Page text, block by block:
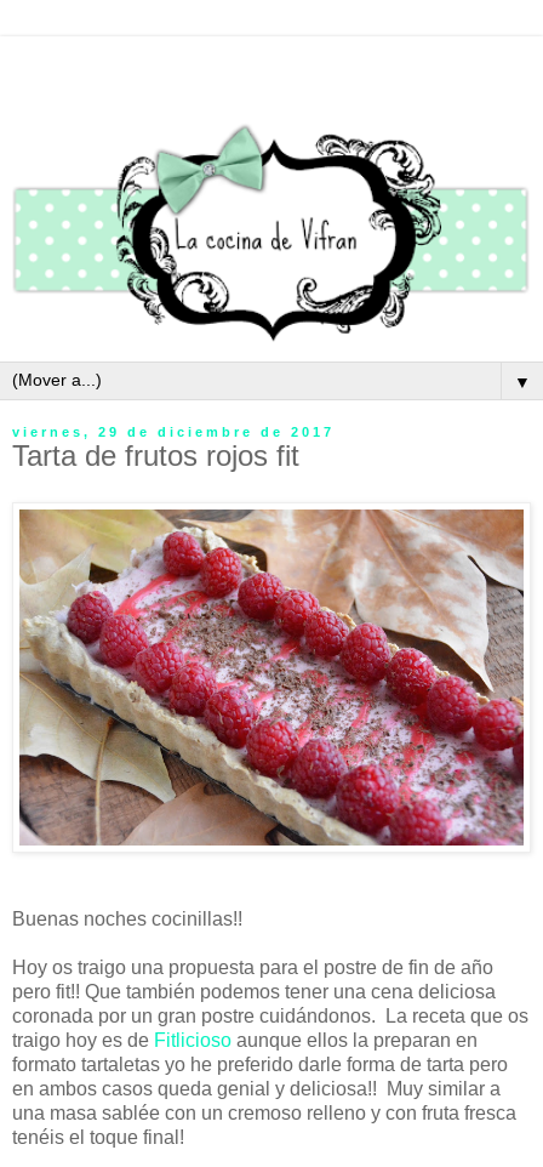
▼
viernes, 29 de diciembre de 2017
Tarta de frutos rojos fit
Buenas noches cocinillas!!
Hoy os traigo una propuesta para el postre de fin de año
pero fit!! Que también podemos tener una cena deliciosa
coronada por un gran postre cuidándonos. La receta que os
traigo hoy es de Fitlicioso aunque ellos la preparan en
formato tartaletas yo he preferido darle forma de tarta pero
en ambos casos queda genial y deliciosa!! Muy similar a
una masa sablée con un cremoso relleno y con fruta fresca
tenéis el toque final!